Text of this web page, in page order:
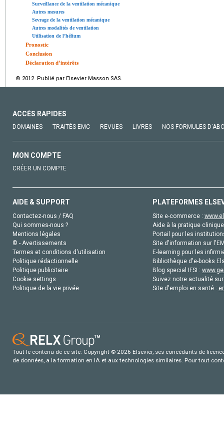
Surveillance de la ventilation mécanique
Autres mesures
Sevrage de la ventilation mécanique
Autres modalités de ventilation
Utilisation de l’hélium
Pronostic
Conclusion
Déclaration d’intérêts
© 2012 Publié par Elsevier Masson SAS.
ACCÈS RAPIDES
DOMAINES TRAITÉS EMC REVUES LIVRES NOS FORMULES
MON COMPTE
CRÉER UN COMPTE
AIDE & SUPPORT
Contactez-nous / FAQ
Qui sommes-nous ?
Mentions légales
© - Avertissements
Termes et conditions d'utilisation
Politique rédactionnelle
Politique publicitaire
Cookie settings
Politique de la vie privée
PLATEFORMES
Site e-commerce :
Aide à la pratique
Portail pour les
Site d'information sur
E-learning pour les
Bibliothèque d'e-books
Blog special IFSI :
Suivez notre actualité
Site d'emploi en santé :
Tout le contenu de ce site: Copyright © 2026 Elsevier, ses concédants de
de données, a la formation en IA et aux technologies similaires. Pour tout